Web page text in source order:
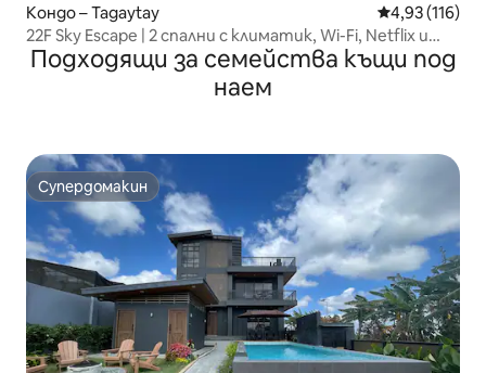
Кондо – Tagaytay Средна
4,93 (116)
22F Sky Escape | 2 спални с климатик, Wi-Fi, Netflix и
изглед към морето
Подходящи за семейства къщи под
наем
Супердомакин
Супердомакин